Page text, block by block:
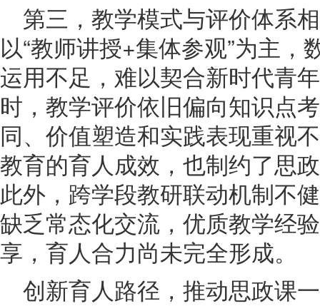
第三，教学模式与评价体系
以“教师讲授+集体参观”为主
运用不足，难以契合新时代青
时，教学评价依旧偏向知识点
同、价值塑造和实践表现重视
教育的育人成效，也制约了思
此外，跨学段教研联动机制不
缺乏常态化交流，优质教学经
享，育人合力尚未完全形成。
创新育人路径，推动思政课